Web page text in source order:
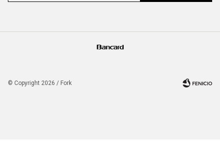
© Copyright 2026 / Fork